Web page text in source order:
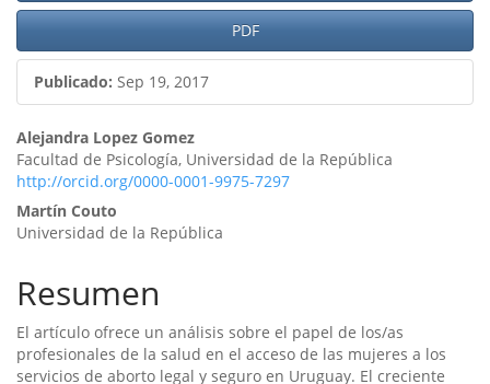
PDF
Publicado: Sep 19, 2017
Contenido
principal
del
artículo
Alejandra Lopez Gomez
Facultad de Psicología, Universidad de la República
http://orcid.org/0000-0001-9975-7297
Martín Couto
Universidad de la República
Resumen
El artí­culo ofrece un análisis sobre el papel de los/as
profesionales de la salud en el acceso de las mujeres a los
servicios de aborto legal y seguro en Uruguay. El creciente